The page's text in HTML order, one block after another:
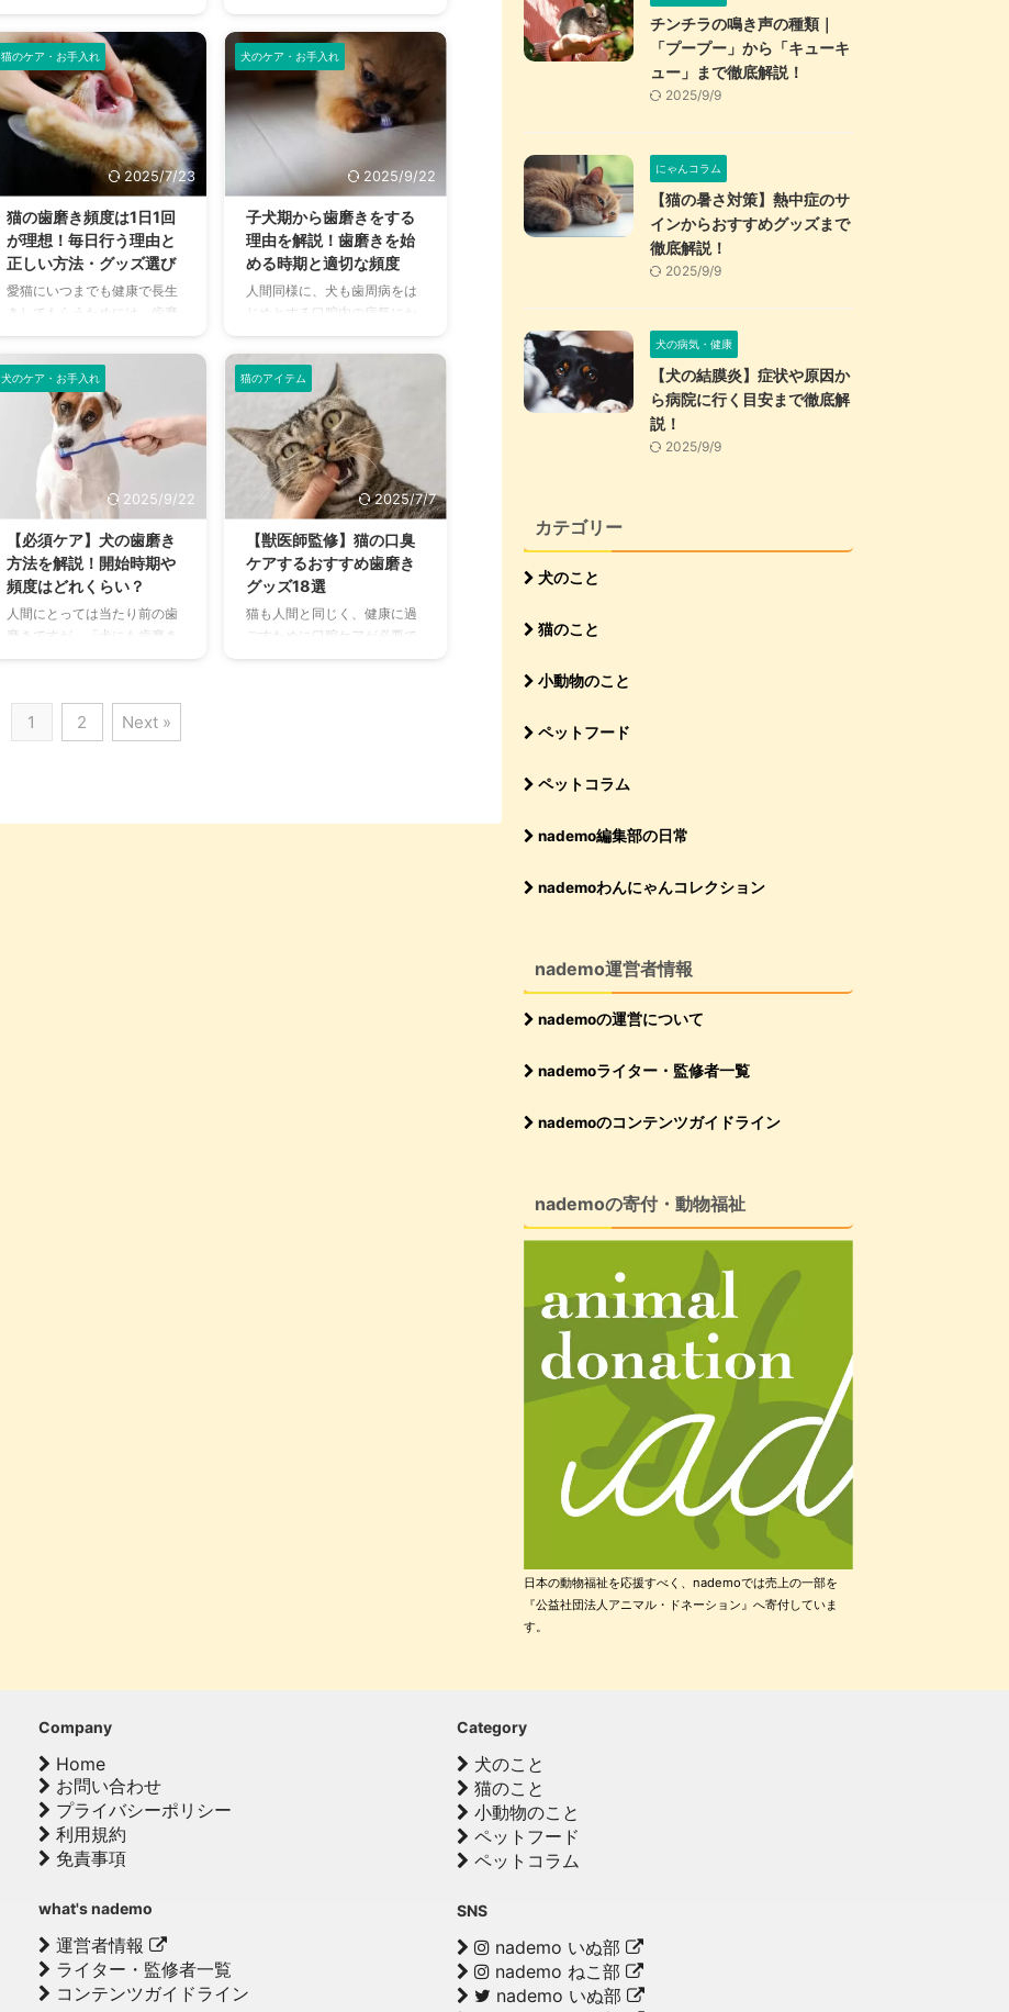
も短く、猫は約1週間で歯石に
変わる 歯垢や歯石には細菌が
含 ...
に保つ動物 グルーミングは体
温調節や、ストレス解消のた
...
ンタルケア。愛猫の大切な歯
を守るためにとても大切で
す。 食事をしっかり摂るため
にも歯の健康が重要ですね。
また歯周病などの厄介な病気
にかからないためにも、歯の
お手入れはしっかり行う必要
があります。 今回は猫用歯磨
き粉（ジェル）について詳し
くご紹介します。現在さまざ
まなタイプの歯磨き粉が販売
されているため「愛猫にはど
れがいいの？」と頭を悩ませ
る飼い主さんの声が聞かれる
て、ぜひ愛猫のケアに最適な
ものを見つけて ...
磨きって必要なの？」と思っ
ている人も多いのではないで
しょうか。 結論からいうと、
猫も歯磨きは必要です。特に
成猫になってからの歯磨きよ
りも、子猫期から始める歯磨
きが重要です。 歯磨きをおこ
たると、歯周病などの口腔内
のトラブルだけでなく、命に
かかわる病気の原因になるこ
ともあります。 愛猫の健康を
守るためにも、子猫のうちか
ら歯磨きの習慣を身につけて
おきましょう。歯磨きの必要
この記事の結論 子猫に限ら
ず、猫も ...
猫のケア・お手入れ
2025/7/23
猫の歯磨き頻度は1日1回
が理想！毎日行う理由と
正しい方法・グッズ選び
愛猫にいつまでも健康で長生
きしてもらうためには、歯磨
きと口内のケアの習慣がとて
も重要です。 とはいえ、どの
ぐらいの頻度で、どんな手順
でどのようにやればいいの
か、分からない飼い主さんは
多いでしょう。 そこで、歯磨
きをするべき理由や適切な方
法のほか、嫌がる愛猫への対
処法まで詳しく解説しますの
で、ぜひ参考になさってくだ
さい。 この記事の結論 猫にも
歯磨きは必要不可欠で、1日1
回の歯磨きペースが理想的 猫
は人間より歯垢から歯石に変
犬のケア・お手入れ
2025/9/22
子犬期から歯磨きをする
理由を解説！歯磨きを始
める時期と適切な頻度
人間同様に、犬も歯周病をは
じめとする口腔内の病気にか
かる動物です。そのため、犬
であろうとも歯磨きは必要で
す。 ですが、現時点で愛犬の
歯磨きができていない飼い主
さんや、犬用の歯磨きの基本
的なやり方がわからないとい
う人もいるはず。 歯磨きに伴
い犬用の歯磨きグッズも多数
販売されていますが、歯磨き
はいつ頃から始めるべきなの
か、そもそも子犬に歯磨きは
必要なのか気になる飼い主さ
んも多いでしょう。 本記事で
は、子犬の歯磨き開始の時期
犬のケア・お手入れ
2025/9/22
【必須ケア】犬の歯磨き
方法を解説！開始時期や
頻度はどれくらい？
人間にとっては当たり前の歯
磨きですが、「犬にも歯磨き
は必要なの？」と、犬をお迎
かもしれません。 犬の歯磨き
は口内の衛生を保つだけでは
なく、歯石や歯周病予防に役
猫のアイテム
2025/7/7
【獣医師監修】猫の口臭
ケアするおすすめ歯磨き
グッズ18選
猫も人間と同じく、健康に過
ごすために口腔ケアが必要で
す。 お口のケアをしっかり行
1 2 Next »
チンチラの鳴き声の種類｜
「プープー」から「キューキ
ュー」まで徹底解説！
2025/9/9
にゃんコラム
【猫の暑さ対策】熱中症のサ
インからおすすめグッズまで
徹底解説！
2025/9/9
犬の病気・健康
【犬の結膜炎】症状や原因か
ら病院に行く目安まで徹底解
説！
2025/9/9
カテゴリー
犬のこと
猫のこと
小動物のこと
ペットフード
ペットコラム
nademo編集部の日常
nademoわんにゃんコレクション
nademo運営者情報
nademoの運営について
nademoライター・監修者一覧
nademoのコンテンツガイドライン
nademoの寄付・動物福祉
日本の動物福祉を応援すべく、nademoでは売上の一部を
『公益社団法人アニマル・ドネーション』へ寄付していま
す。
Company
Home
お問い合わせ
プライバシーポリシー
利用規約
免責事項
what's nademo
運営者情報
ライター・監修者一覧
コンテンツガイドライン
Category
犬のこと
猫のこと
小動物のこと
ペットフード
ペットコラム
SNS
nademo いぬ部
nademo ねこ部
nademo いぬ部